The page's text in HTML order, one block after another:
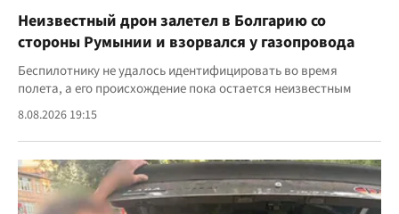
Неизвестный дрон залетел в Болгарию со
стороны Румынии и взорвался у газопровода
Беспилотнику не удалось идентифицировать во время
полета, а его происхождение пока остается неизвестным
8.08.2026 19:15